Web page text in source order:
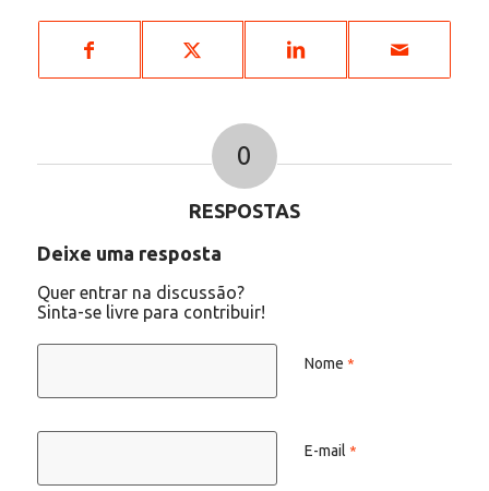
0
RESPOSTAS
Deixe uma resposta
Quer entrar na discussão?
Sinta-se livre para contribuir!
Nome *
E-mail *